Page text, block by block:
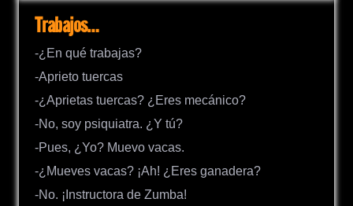
Trabajos…
-¿En qué trabajas?
-Aprieto tuercas
-¿Aprietas tuercas? ¿Eres mecánico?
-No, soy psiquiatra. ¿Y tú?
-Pues, ¿Yo? Muevo vacas.
-¿Mueves vacas? ¡Ah! ¿Eres ganadera?
-No. ¡Instructora de Zumba!